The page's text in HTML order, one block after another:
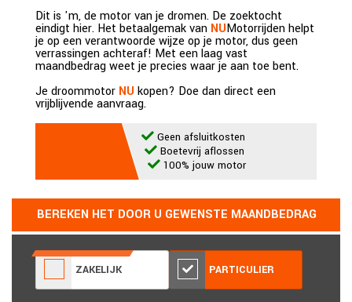
Dit is 'm, de motor van je dromen. De zoektocht
eindigt hier. Het betaalgemak van NUMotorrijden helpt
je op een verantwoorde wijze op je motor, dus geen
verrassingen achteraf! Met een laag vast
maandbedrag weet je precies waar je aan toe bent.
Je droommotor NU kopen? Doe dan direct een
vrijblijvende aanvraag.
Geen afsluitkosten
Boetevrij aflossen
100% jouw motor
BEREKEN HET DOOR U GEWENSTE MAANDBEDRAG
PARTICULIER
ZAKELIJK